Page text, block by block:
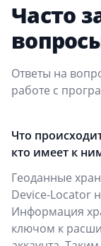
Часто
Ответы на
работе с
Что
кто имеет к
Геоданные
Device-Locator
Информация
ключом к